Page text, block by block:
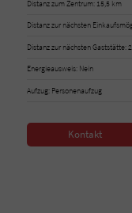
Distanz zum Zentrum: 15,5 km
Distanz zur nächsten
Distanz zur nächsten Gaststätte:
Energieausweis: Nein
Aufzug: Personenaufzug
Kontakt